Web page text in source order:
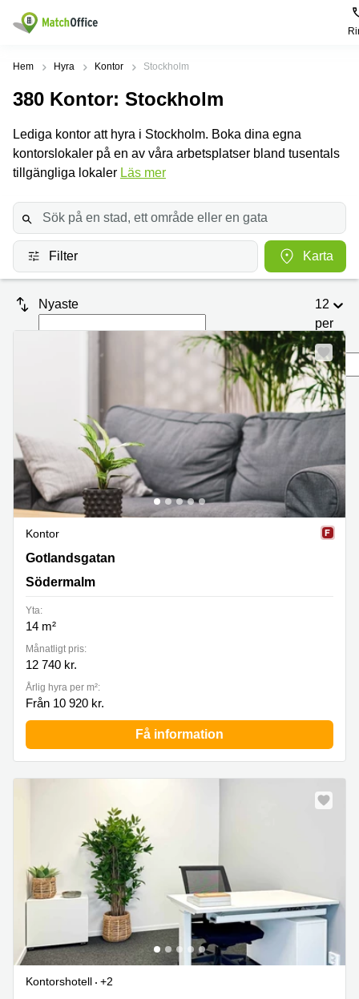
Hyra / hyra ut
Kategorier
Kontor
Kontorshotell
Lagerlokaler
Industrilokaler
Verkstad
Populära
Stockholm
Göteborg
Uppsala
Norrköping
Skåne
Populära
Kontorshotell
Stockholm
Stockholm
Kontorshotell
Göteborg
Coworking
Malmö
Kontorshotell
Huddinge
Lediga
lokaler
Hisingen
lokaler
Hjälp
Om oss
Pris
Logga in
Hem Hyra Kontor Stockholm
380 Kontor: Stockholm
Lediga kontor att hyra i Stockholm. Boka dina egna
kontorslokaler på en av våra arbetsplatser bland tusentals
tillgängliga lokaler Läs mer
Filter Karta
Nyaste
12
per
sida
Kontor
Gotlandsgatan 46, Södermalm
Gotlandsgatan
Södermalm
Yta:
14 m²
Månatligt pris:
12 740 kr.
Årlig hyra per m²:
Från 10 920 kr.
Få information
Kontorshotell
+2